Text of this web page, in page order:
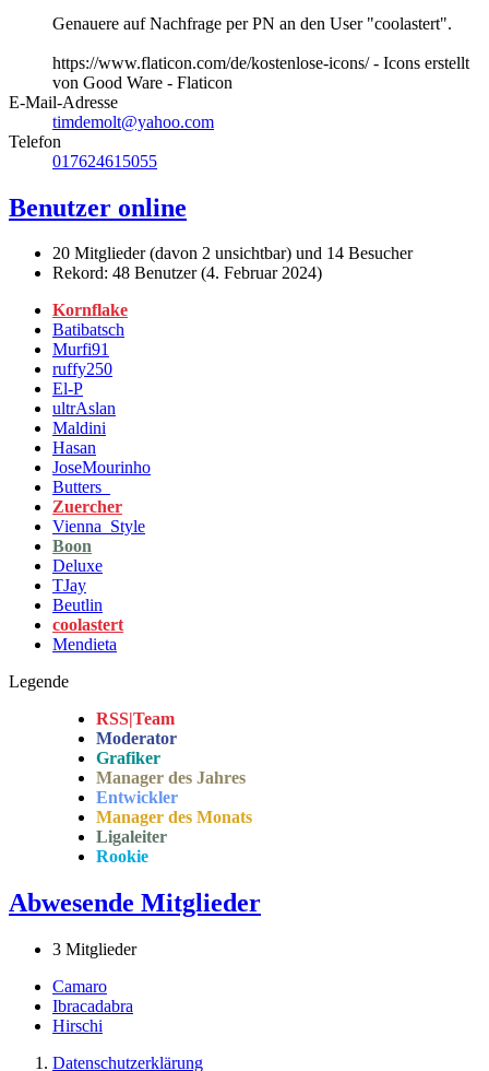
Genauere auf Nachfrage per PN an den User "coolastert".
https://www.flaticon.com/de/kostenlose-icons/ - Icons erstellt
von Good Ware - Flaticon
E-Mail-Adresse
timdemolt@yahoo.com
Telefon
017624615055
Benutzer online
20 Mitglieder (davon 2 unsichtbar) und 14 Besucher
Rekord: 48 Benutzer (4. Februar 2024)
Kornflake
Batibatsch
Murfi91
ruffy250
El-P
ultrAslan
Maldini
Hasan
JoseMourinho
Butters_
Zuercher
Vienna_Style
Boon
Deluxe
TJay
Beutlin
coolastert
Mendieta
Legende
RSS|Team
Moderator
Grafiker
Manager des Jahres
Entwickler
Manager des Monats
Ligaleiter
Rookie
Abwesende Mitglieder
3 Mitglieder
Camaro
Ibracadabra
Hirschi
Datenschutzerklärung